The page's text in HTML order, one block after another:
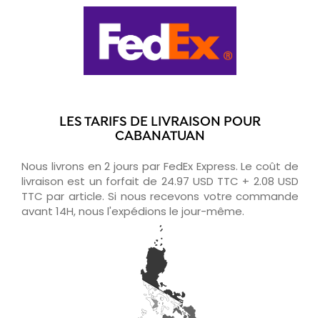
LES TARIFS DE LIVRAISON POUR
CABANATUAN
Nous livrons en 2 jours par FedEx Express. Le coût de
livraison est un forfait de 24.97 USD TTC + 2.08 USD
TTC par article. Si nous recevons votre commande
avant 14H, nous l'expédions le jour-même.